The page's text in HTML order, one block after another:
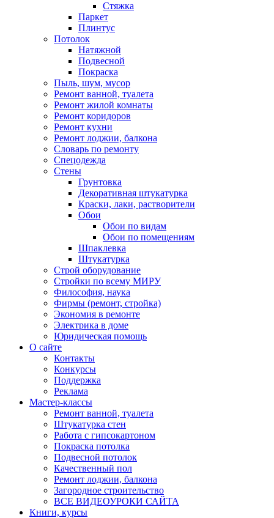
Стяжка
Паркет
Плинтус
Потолок
Натяжной
Подвесной
Покраска
Пыль, шум, мусор
Ремонт ванной, туалета
Ремонт жилой комнаты
Ремонт коридоров
Ремонт кухни
Ремонт лоджии, балкона
Словарь по ремонту
Спецодежда
Стены
Грунтовка
Декоративная штукатурка
Краски, лаки, растворители
Обои
Обои по видам
Обои по помещениям
Шпаклевка
Штукатурка
Строй оборудование
Стройки по всему МИРУ
Философия, наука
Фирмы (ремонт, стройка)
Экономия в ремонте
Электрика в доме
Юридическая помощь
О сайте
Контакты
Конкурсы
Поддержка
Реклама
Мастер-классы
Ремонт ванной, туалета
Штукатурка стен
Работа с гипсокартоном
Покраска потолка
Подвесной потолок
Качественный пол
Ремонт лоджии, балкона
Загородное строительство
ВСЕ ВИДЕОУРОКИ САЙТА
Книги, курсы